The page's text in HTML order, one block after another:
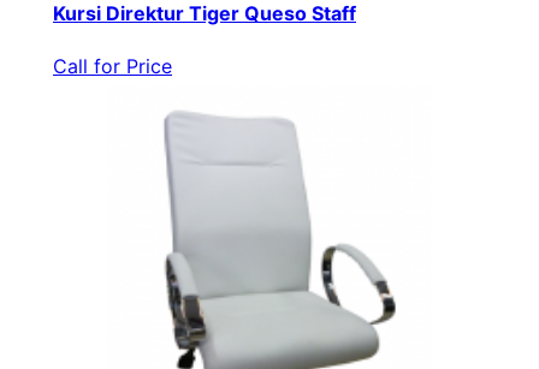
Kursi Direktur Tiger Queso Staff
Call for Price